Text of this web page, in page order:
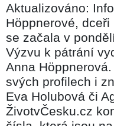
Aktualizováno:
Höppnerové,
se začala v
Výzvu k pátrání
Anna
svých profilech i
Eva Holubová či
ŽivotvČesku.cz